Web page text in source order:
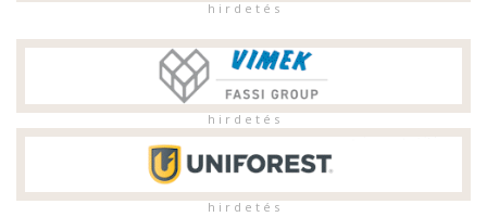
h i r d e t é s
h i r d e t é s
h i r d e t é s